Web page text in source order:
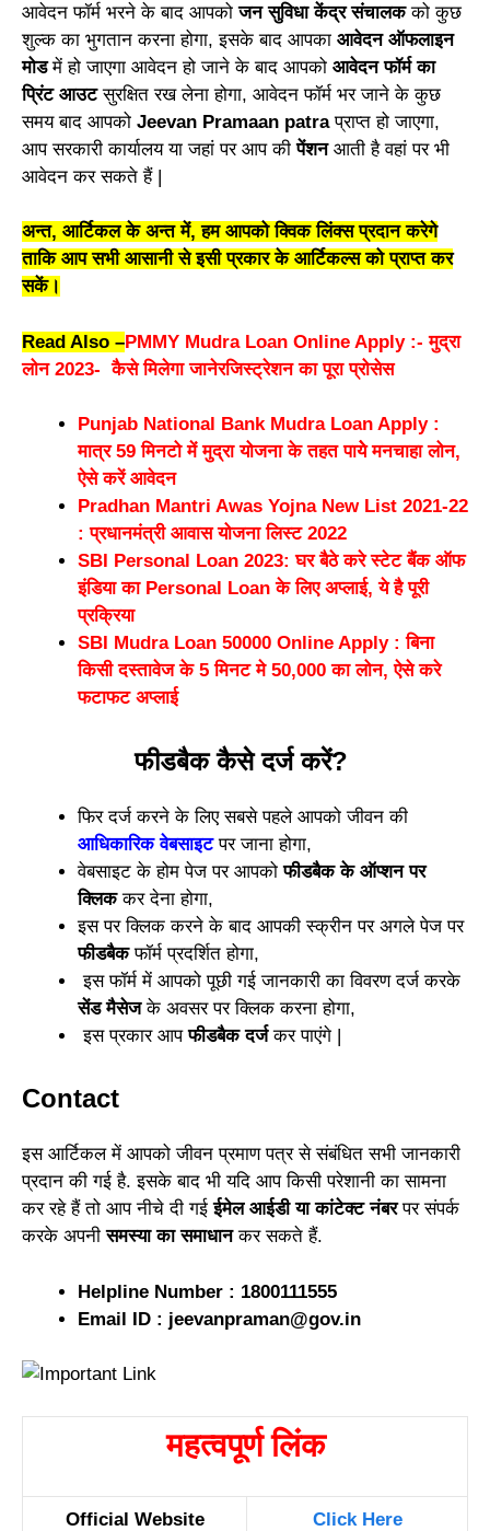
आवेदन फॉर्म भरनेके बाद आपकोजन सुविधा केंद्र संचालकको कुछ
शुल्क का भुगतान करना होगा, इसके बाद आपका आवेदन ऑफलाइन
मोडमेंहो जाएगा आवेदन हो जानेके बाद आपको आवेदन फॉर्मका
प्रिंट आउटसुरक्षित रख लेना होगा, आवेदन फॉर्म भर जानेके कुछ
समय बाद आपको Jeevan Pramaan patraप्राप्तहो जाएगा,
आप सरकारी कार्यालय या जहां पर आपकी पेंशनआती है वहां पर भी
आवेदन कर सकतेहैं |
अन्त, आर्टिकल के अन्त में, हम आपको क्विक लिंक्स प्रदान करेगे
ताकि आप सभी आसानी से इसी प्रकार के आर्टिकल्स को प्राप्त कर
सकें।
Read Also –PMMY Mudra Loan Online Apply :- मुद्रा
लोन 2023- कैसे मिलेगा जानेरजिस्ट्रेशन का पूरा प्रोसेस
Punjab National Bank Mudra Loan Apply :
मात्र 59 मिनटो में मुद्रा योजना के तहत पायेे मनचाहा लोन,
ऐसे करें आवेदन
Pradhan Mantri Awas Yojna New List 2021-22
: प्रधानमंत्री आवास योजना लिस्ट 2022
SBI Personal Loan 2023: घर बैठे करे स्टेट बैंक ऑफ
इंडिया का Personal Loan के लिए अप्लाई, ये है पूरी
प्रक्रिया
SBI Mudra Loan 50000 Online Apply : बिना
किसी दस्तावेज के 5 मिनट मे 50,000 का लोन, ऐसे करे
फटाफट अप्लाई
फीडबैक कैसे दर्ज करें?
फिर दर्ज करनेके लिए सबसे पहले आपको जीवनकी
आधिकारिक वेबसाइटपर जाना होगा,
वेबसाइटके होम पेज पर आपकोफीडबैक के ऑप्शन पर
क्लिककर देना होगा,
इस पर क्लिक करनेके बाद आपकी स्क्रीन पर अगले पेज पर
फीडबैकफॉर्म प्रदर्शित होगा,
इस फॉर्ममें आपको पूछी गई जानकारी का विवरण दर्ज करके
सेंड मैसेज के अवसर पर क्लिक करना होगा,
इस प्रकार आपफीडबैक दर्जकरपाएंगे |
Contact
इस आर्टिकल में आपको जीवन प्रमाण पत्र से संबंधित सभी जानकारी
प्रदान की गई है. इसके बाद भी यदि आप किसी परेशानी का सामना
कर रहे हैं तो आप नीचे दी गईईमेल आईडी या कांटेक्ट नंबरपर संपर्क
करके अपनी समस्या का समाधानकर सकते हैं.
Helpline Number : 1800111555
Email ID : jeevanpraman@gov.in
महत्वपूर्ण लिंक
Official Website Click Here